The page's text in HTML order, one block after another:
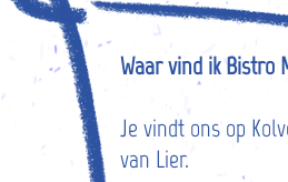
Waar vind ik Bistro
Je vindt ons op
van Lier.